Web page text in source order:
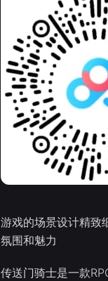
游戏的场景设计精致
氛围和魅力
传送门骑士是一款